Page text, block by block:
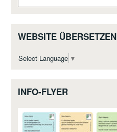
WEBSITE ÜBERSETZEN
Select Language ▼
INFO-FLYER